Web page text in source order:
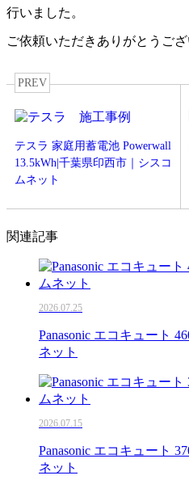
行いました。
ご依頼いただきありがとうござ
PREV
テスラ 家庭用蓄電池 Powerwall
13.5kWh|千葉県印西市｜シスコ
ムネット
関連記事
2026.07.25
Panasonic エコキュート
ネット
2026.07.15
Panasonic エコキュート
ネット